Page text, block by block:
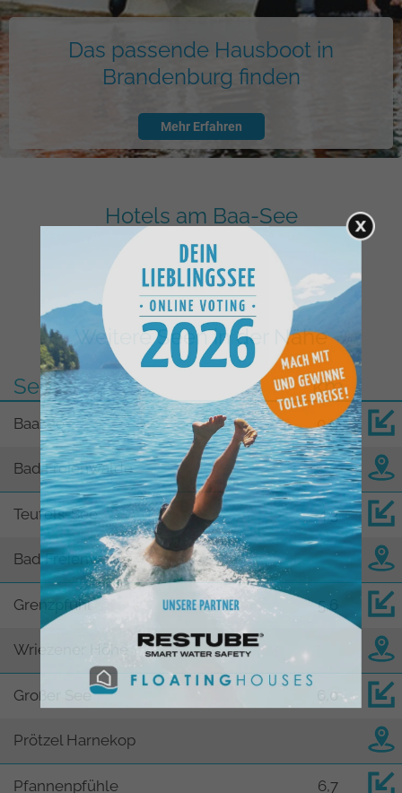
Das passende Hausboot in
Brandenburg finden
Mehr Erfahren
Hotels am Baa-See
Weitere Seen in der Nähe
See
km
Baasee 0,9
Bad Freienwalde
Teufels-See 4,3
Bad Freienwalde
Grenzpfuhl 5,6
Wriezener Höhe
Großer See 6,0
Prötzel Harnekop
Pfannenpfühle 6,7